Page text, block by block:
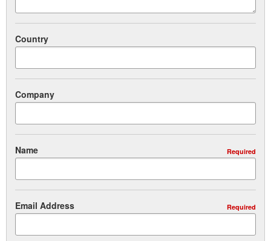
Country
Company
Name Required
Email Address Required